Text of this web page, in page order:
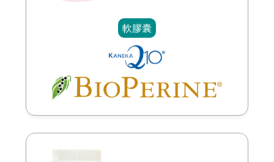
軟膠囊